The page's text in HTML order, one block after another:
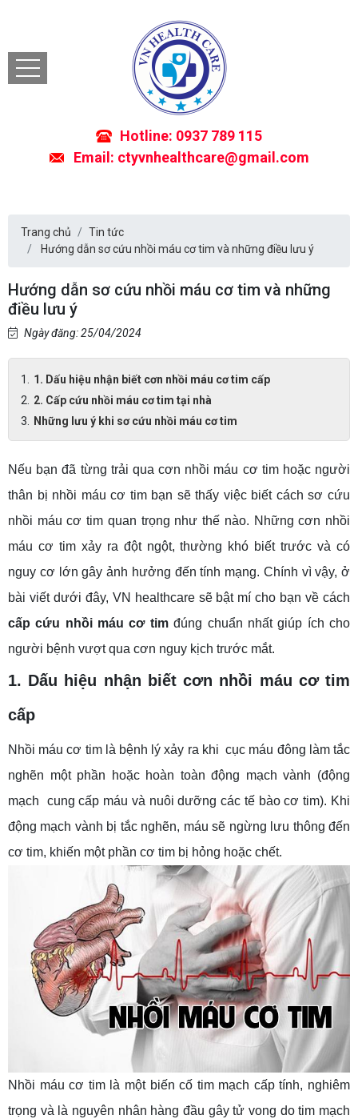
Hotline: 0937 789 115
Email: ctyvnhealthcare@gmail.com
Trang chủ
Tin tức
Hướng dẫn sơ cứu nhồi máu cơ tim và những điều lưu ý
Hướng dẫn sơ cứu nhồi máu cơ tim và những
điều lưu ý
Ngày đăng: 25/04/2024
1. Dấu hiệu nhận biết cơn nhồi máu cơ tim cấp
2. Cấp cứu nhồi máu cơ tim tại nhà
Những lưu ý khi sơ cứu nhồi máu cơ tim
Nếu bạn đã từng trải qua cơn nhồi máu cơ tim hoặc người
thân bị nhồi máu cơ tim bạn sẽ thấy việc biết cách sơ cứu
nhồi máu cơ tim quan trọng như thế nào. Những cơn nhồi
máu cơ tim xảy ra đột ngột, thường khó biết trước và có
nguy cơ lớn gây ảnh hưởng đến tính mạng. Chính vì vậy, ở
bài viết dưới đây, VN healthcare sẽ bật mí cho bạn về cách
cấp cứu nhồi máu cơ timđúng chuẩn nhất giúp ích cho
người bệnh vượt qua cơn nguy kịch trước mắt.
1. Dấu hiệu nhận biết cơn nhồi máu cơ tim
cấp
Nhồi máu cơ tim là bệnh lý xảy ra khi cục máu đông làm tắc
nghẽn một phần hoặc hoàn toàn động mạch vành (động
mạch cung cấp máu và nuôi dưỡng các tế bào cơ tim). Khi
động mạch vành bị tắc nghẽn, máu sẽ ngừng lưu thông đến
cơ tim, khiến một phần cơ tim bị hỏng hoặc chết.
Nhồi máu cơ tim là một biến cố tim mạch cấp tính, nghiêm
trọng và là nguyên nhân hàng đầu gây tử vong do tim mạch